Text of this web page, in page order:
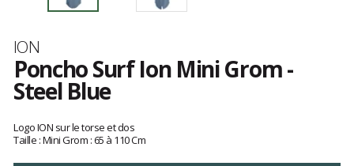
Marque
ION
Poncho Surf Ion Mini Grom -
Steel Blue
avis
clients
Logo ION sur le torse et dos
Taille : Mini Grom : 65 à 110 Cm